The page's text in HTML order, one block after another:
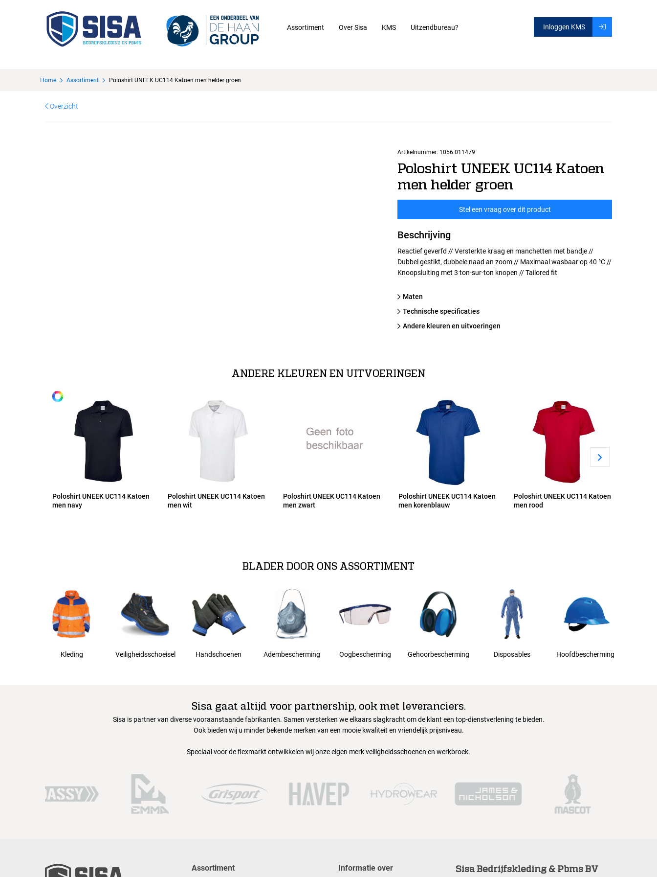
Assortiment Over Sisa KMS Uitzendbureau? Inloggen KMS
Home Assortiment Poloshirt UNEEK UC114 Katoen men helder groen
Overzicht
Artikelnummer: 1056.011479
Poloshirt UNEEK UC114 Katoen
men helder groen
Stel een vraag over dit product
Beschrijving
Reactief geverfd // Versterkte kraag en manchetten met bandje //
Dubbel gestikt, dubbele naad an zoom // Maximaal wasbaar op 40 °C //
Knoopsluiting met 3 ton-sur-ton knopen // Tailored fit
Maten
technische specificaties
Andere kleuren en uitvoeringen
ANDERE KLEUREN EN UITVOERINGEN
Poloshirt UNEEK UC114 Katoen
men navy
Poloshirt UNEEK UC114 Katoen
men wit
Poloshirt UNEEK UC114 Katoen
men zwart
Poloshirt UNEEK UC114 Katoen
men korenblauw
Poloshirt UNEEK UC114 Katoen
men rood
BLADER DOOR ONS ASSORTIMENT
Kleding Veiligheidsschoeisel Handschoenen Adembescherming Oogbescherming Gehoorbescherming Disposables Hoofdbescherming
Sisa gaat altijd voor partnership, ook met leveranciers.
Sisa is partner van diverse vooraanstaande fabrikanten. Samen versterken we elkaars slagkracht om de klant een top-dienstverlening te bieden.
Ook bieden wij u minder bekende merken van een mooie kwaliteit en vriendelijk prijsniveau.
Speciaal voor de flexmarkt ontwikkelen wij onze eigen merk veiligheidsschoenen en werkbroek.
Assortiment Informatie over Sisa Bedrijfskleding & Pbms BV